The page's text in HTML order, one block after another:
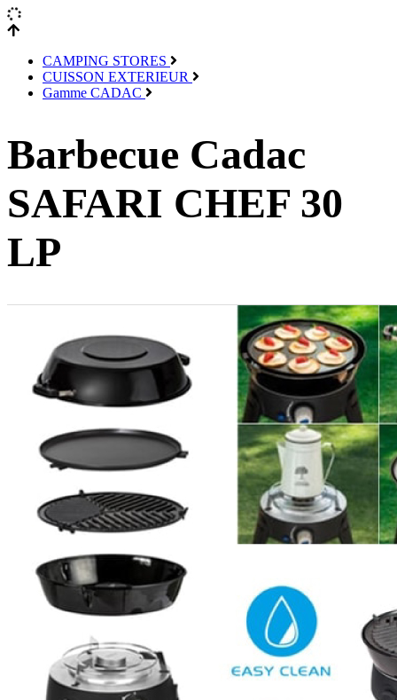
CAMPING STORES
CUISSON EXTERIEUR
Gamme CADAC
Barbecue Cadac
SAFARI CHEF 30
LP